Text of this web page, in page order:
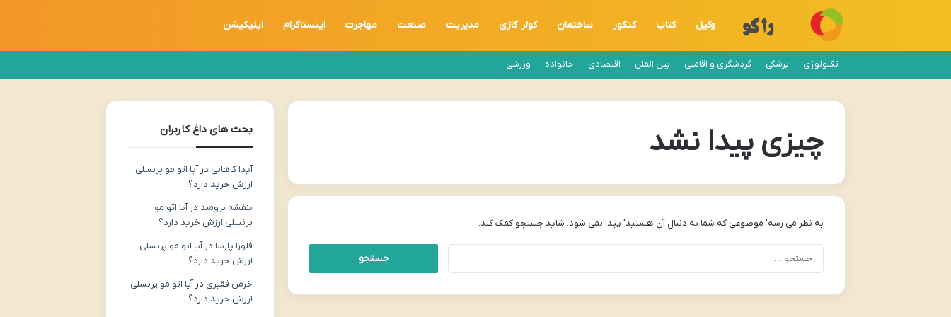
وکیل کتاب کنکور ساختمان کولر گازی مدیریت صنعت مهاجرت اینستاگرام اپلیکیشن
تکنولوژی پزشکی گردشگری و اقامتی بین الملل اقتصادی خانواده ورزشی
چیزی پیدا نشد
به نظر می رسه’ موضوعی که شما به دنبال آن هستید’ پیدا نمی شود. شاید جستجو کمک کند.
بحث های داغ کاربران
آیدا کاهانی درآیا اتو مو پرنسلی
ارزش خرید دارد؟
بنفشه برومند درآیا اتو مو
پرنسلی ارزش خرید دارد؟
فلورا پارسا درآیا اتو مو پرنسلی
ارزش خرید دارد؟
خرمن فقیری درآیا اتو مو پرنسلی
ارزش خرید دارد؟